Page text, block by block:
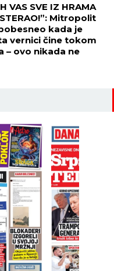
VAS SVE IZ HRAMA
Mitropolit
kada je
vernici čine tokom
– ovo nikada ne